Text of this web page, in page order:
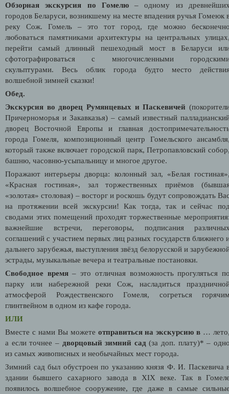
Обзорная экскурсия по Гомелю– одному из
городов Беларуси, возникшему на месте впадения ручья Гомеюк
реку Сож. Гомель – это тот город, где можно
любоваться памятниками архитектуры на центральных
перейти самый длинный пешеходный мост в Беларуси
сфотографироваться с многочисленными
скульптурами. Весь облик города будто место
волшебной зимней сказки!
Обед.
Экскурсия во дворец Румянцевых и Паскевичей
Причерноморья и Закавказья) – самый известный
дворец Восточной Европы и главная
города Гомеля, композиционный центр Гомельского
который также включает городской парк, Петропавловский
башню, часовню-усыпальницу и многое другое.
Поражают интерьеры дворца: колонный зал, «Белая
«Красная гостиная», зал торжественных приёмов
«золотая» столовая) – восторг и роскошь будут сопровождать
на протяжении всей экскурсии! Как тогда, так и сейчас
сводами этих помещений проходят торжественные
важнейшие встречи, переговоры, подписания
соглашений с участием первых лиц разных государств ближнего
дальнего зарубежья, выступления звёзд белорусской и
эстрады, музыкальные вечера и театральные постановки.
Свободное время– это отличная возможность прогуляться
парку или набережной реки Сож, насладиться
атмосферой Рождественского Гомеля, согреться
глинтвейном в одном из кафе города.
ИЛИ
Вместе с нами Вы можете отправиться на экскурсию в …
а если точнее –дворцовый зимний сад(за доп. плату)* –
из самых живописных и необычайных мест города.
Зимний сад был обустроен по указанию князя Ф. И. Паскевича
здании бывшего сахарного завода в XIX веке. Так в
появилось волшебное сооружение, где даже в самые